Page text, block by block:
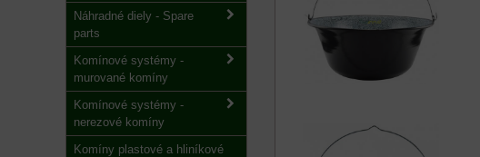
Náhradné diely - Spare
parts
Komínové systémy -
murované komíny
Komínové systémy -
nerezové komíny
Komíny plastové a hliníkové